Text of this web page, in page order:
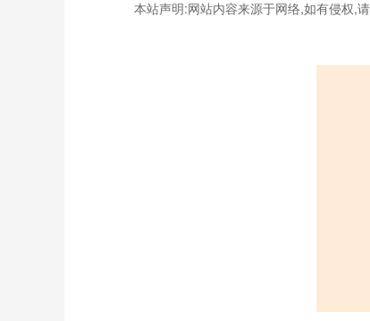
本站声明:网站内容来源于网络,如有侵权,